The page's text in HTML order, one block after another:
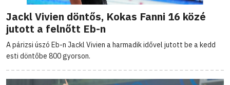
Jackl Vivien döntős, Kokas Fanni 16 közé
jutott a felnőtt Eb-n
A párizsi úszó Eb-n Jackl Vivien a harmadik idővel jutott be a kedd
esti döntőbe 800 gyorson.